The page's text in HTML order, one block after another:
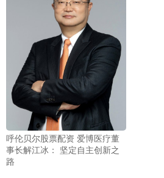
呼伦贝尔股票配资 爱博医疗董
事长解江冰： 坚定自主创新之
路